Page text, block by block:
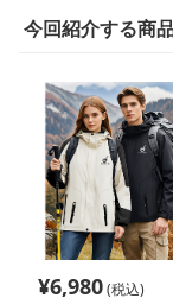
今回紹介する商
¥6,980(税込)